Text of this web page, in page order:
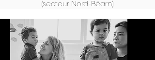
(secteur Nord-Béarn)